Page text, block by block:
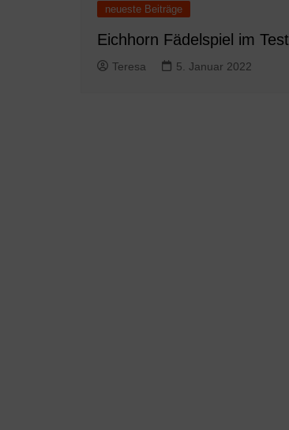
neueste Beiträge
Eichhorn Fädelspiel im Test
Teresa 5. Januar 2022